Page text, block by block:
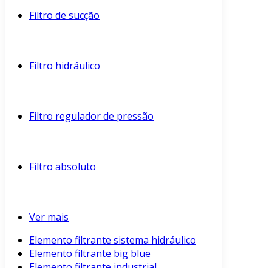
Filtro de sucção
Filtro hidráulico
Filtro regulador de pressão
Filtro absoluto
Ver mais
Elemento filtrante sistema hidráulico
Elemento filtrante big blue